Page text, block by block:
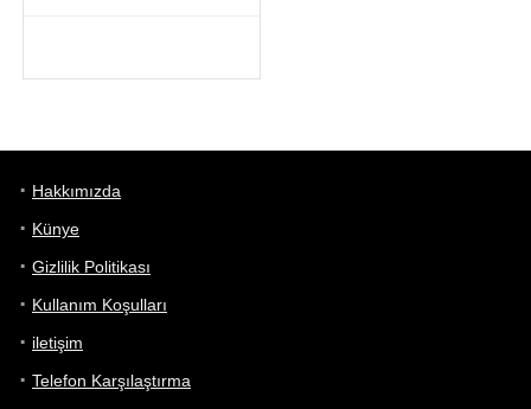
Hakkımızda
Künye
Gizlilik Politikası
Kullanım Koşulları
iletişim
Telefon Karşılaştırma